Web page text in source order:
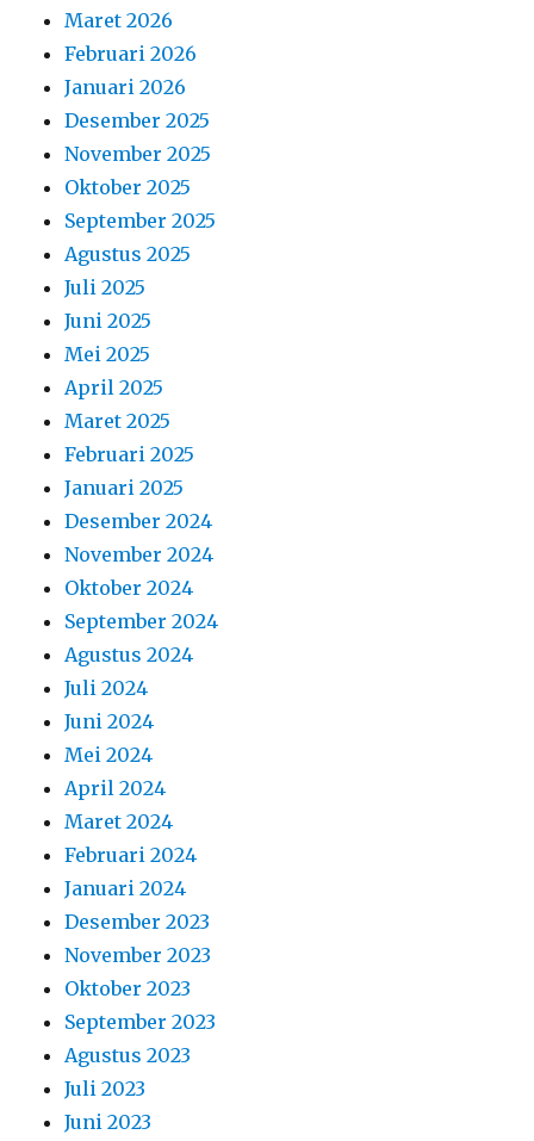
Maret 2026
Februari 2026
Januari 2026
Desember 2025
November 2025
Oktober 2025
September 2025
Agustus 2025
Juli 2025
Juni 2025
Mei 2025
April 2025
Maret 2025
Februari 2025
Januari 2025
Desember 2024
November 2024
Oktober 2024
September 2024
Agustus 2024
Juli 2024
Juni 2024
Mei 2024
April 2024
Maret 2024
Februari 2024
Januari 2024
Desember 2023
November 2023
Oktober 2023
September 2023
Agustus 2023
Juli 2023
Juni 2023